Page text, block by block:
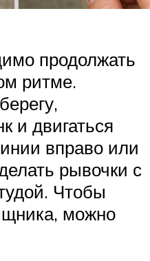
продолжать
ритме.
и двигаться
вправо или
рывочки с
Чтобы
можно